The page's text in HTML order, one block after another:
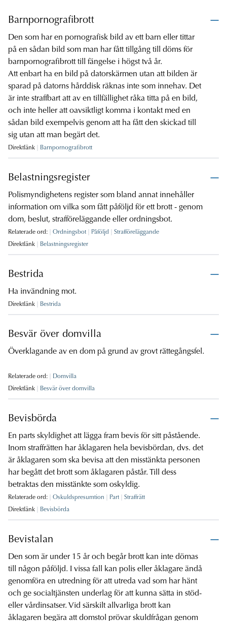
Barnpornografibrott
Den som har en pornografisk bild av ett barn eller tittar
på en sådan bild som man har fått tillgång till döms för
barnpornografibrott till fängelse i högst två år.
Att enbart ha en bild på datorskärmen utan att bilden är
sparad på datorns hårddisk räknas inte som innehav. Det
är inte straffbart att av en tillfällighet råka titta på en bild,
och inte heller att oavsiktligt komma i kontakt med en
sådan bild exempelvis genom att ha fått den skickad till
sig utan att man begärt det.
Direktlänk Barnpornografibrott
Belastningsregister
Polismyndighetens register som bland annat innehåller
information om vilka som fått påföljd för ett brott - genom
dom, beslut, strafföreläggande eller ordningsbot.
Relaterade ord: Ordningsbot Påföljd
Strafföreläggande
Direktlänk
Belastningsregister
Bestrida
Ha invändning mot.
Direktlänk Bestrida
Besvär över domvilla
Överklagande av en dom på grund av grovt rättegångsfel.
Relaterade ord:
Domvilla
Direktlänk
Besvär över domvilla
Bevisbörda
En parts skyldighet att lägga fram bevis för sitt påstående.
Inom straffrätten har åklagaren hela bevisbördan, dvs. det
är åklagaren som ska bevisa att den misstänkta personen
har begått det brott som åklagaren påstår. Till dess
betraktas den misstänkte som oskyldig.
Relaterade ord: Oskuldspresumtion Part
Straffrätt
Direktlänk
Bevisbörda
Bevistalan
Den som är under 15 år och begår brott kan inte dömas
till någon påföljd. I vissa fall kan polis eller åklagare ändå
genomföra en utredning för att utreda vad som har hänt
och ge socialtjänsten underlag för att kunna sätta in stöd-
eller vårdinsatser. Vid särskilt allvarliga brott kan
åklagaren begära att domstol prövar skuldfrågan genom